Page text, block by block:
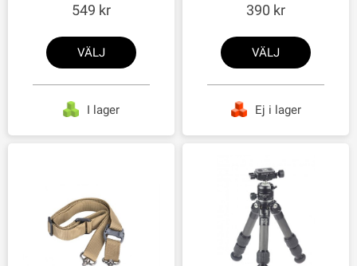
549
VÄLJ
I lager
390
VÄLJ
Ej i lager